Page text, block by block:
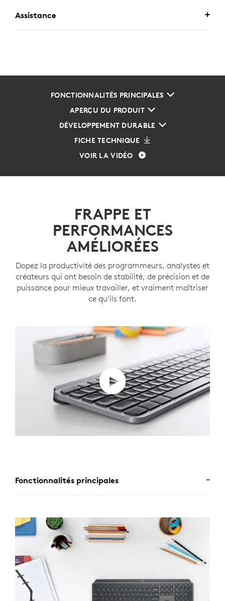
Assistance
FONCTIONNALITÉS PRINCIPALES
APERÇU DU PRODUIT
DÉVELOPPEMENT DURABLE
FICHE TECHNIQUE
VOIR LA VIDÉO
FRAPPE ET
PERFORMANCES
AMÉLIORÉES
Dopez la productivité des programmeurs, analystes et
créateurs qui ont besoin de stabilité, de précision et de
puissance pour mieux travailler, et vraiment maîtriser
ce qu’ils font.
Fonctionnalités principales